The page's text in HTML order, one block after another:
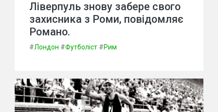
Ліверпуль знову забере свого
захисника з Роми, повідомляє
Романо.
#Лондон #Футболіст #Рим